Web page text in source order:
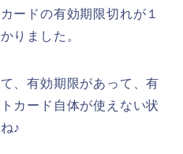
ードの有効期限切れが１
りました。
、有効期限があって、有
カード自体が使えない状
♪